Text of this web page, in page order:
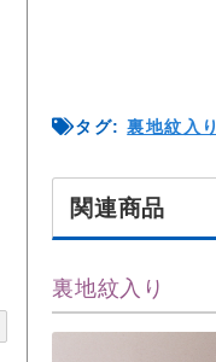
タグ:裏地紋入り
関連商品
裏地紋入り